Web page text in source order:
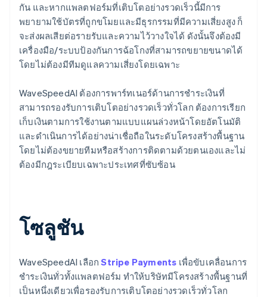
กัน และหากแพลตฟอร์มที่เติบโตอย่างรวดเร็วนี้มีการ
พยายามใช้บัตรที่ถูกขโมยและมีธุรกรรมที่มีความเสี่ยงสูง ก็
จะส่งผลเสียต่อรายรับและความไว้วางใจได้ ดังนั้นจึงต้องมี
เครื่องมือ/ระบบป้องกันการฉ้อโกงที่สามารถขยายขนาดได้
โดยไม่ต้องมีทีมดูแลความเสี่ยงโดยเฉพาะ
WaveSpeedAI ต้องการพาร์ทเนอร์ด้านการชำระเงินที่
สามารถรองรับการเติบโตอย่างรวดเร็วทั่วโลก ต้องการเรียก
เก็บเงินตามการใช้งานตามแบบแผนล่วงหน้าโดยอัตโนมัติ
และดำเนินการได้อย่างน่าเชื่อถือในระดับโครงสร้างพื้นฐาน
โดยไม่ต้องขยายทีมหรือสร้างการติดตามด้วยตนเองและไม่
ต้องมีกฎระเบียบเฉพาะประเทศที่ซับซ้อน
โซลูชัน
WaveSpeedAI เลือกStripe Payments เพื่อขับเคลื่อนการ
ชำระเงินทั่วทั้งแพลตฟอร์ม ทำให้บริษัทมีโครงสร้างพื้นฐานที่
เป็นหนึ่งเดียวเพื่อรองรับการเติบโตอย่างรวดเร็วทั่วโลก